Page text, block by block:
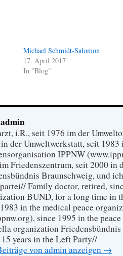
Michael Schmidt-Salomon
17. April 2017
In "Blog"
i.R., seit 1976 im der
der Umweltwerkstatt, seit
IPPNW
Friedenszentrum, seit 2000 in
Braunschweig, und
Family doctor, retired,
BUND, for a long time in
in the medical peace
since 1995 in the
organization
years in the Left Party//
von admin anzeigen →